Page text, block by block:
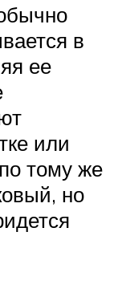
в
ее
или
тому же
но